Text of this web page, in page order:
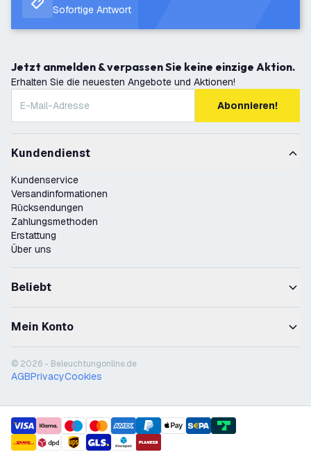
Sofortige Antwort
Jetzt anmelden & verpassen Sie keine einzige Aktion.
Erhalten Sie die neuesten Angebote und Aktionen!
Abonnieren!
Kundendienst
Kundenservice
Versandinformationen
Rücksendungen
Zahlungsmethoden
Erstattung
Über uns
Beliebt
Mein Konto
© 2026 - Beleuchtungonline.de
AGBPrivacyCookies
payment methods
shipment methods